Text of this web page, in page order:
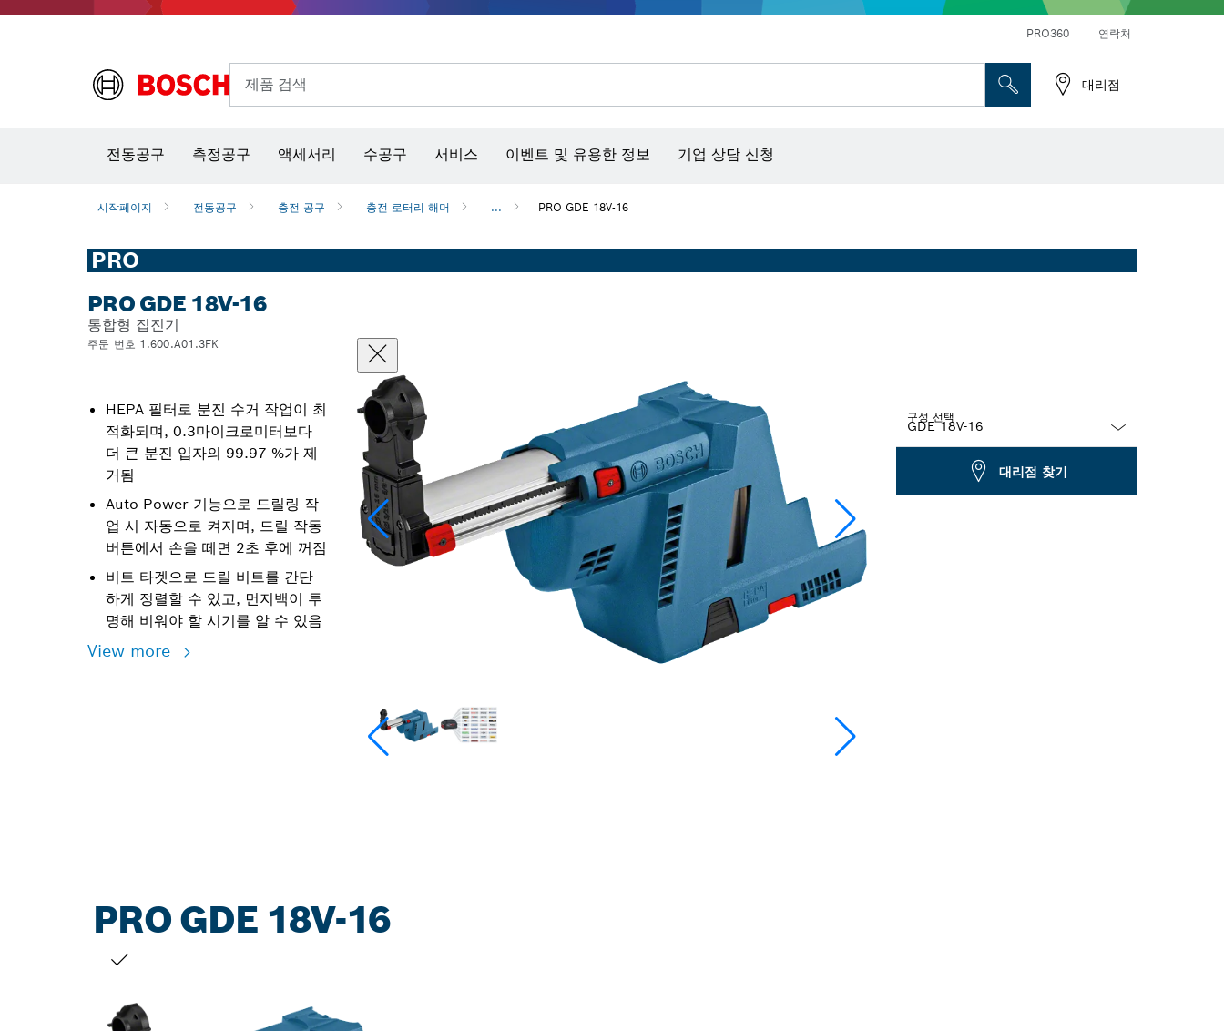
PRO360 연락처
제품 검색 대리점
전동공구 측정공구 액세서리 수공구 서비스 이벤트 및 유용한 정보 기업 상담 신청
시작페이지 전동공구 충전 공구 충전 로터리 해머 ... PRO GDE 18V-16
PRO
PRO GDE 18V-16
통합형 집진기
주문 번호 1.600.A01.3FK
HEPA 필터로 분진 수거 작업이 최
적화되며, 0.3마이크로미터보다
더 큰 분진 입자의 99.97 %가 제
거됨
Auto Power 기능으로 드릴링 작
업 시 자동으로 켜지며, 드릴 작동
버튼에서 손을 떼면 2초 후에 꺼짐
비트 타겟으로 드릴 비트를 간단
하게 정렬할 수 있고, 먼지백이 투
명해 비워야 할 시기를 알 수 있음
View more
구성 선택
대리점 찾기
PRO GDE 18V-16